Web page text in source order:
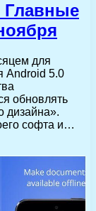
Главные
для
Android 5.0
обновлять
дизайна».
софта и…